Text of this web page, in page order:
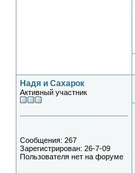
Надя и Сахарок
Активный участник
Сообщения: 267
Зарегистрирован: 26-7-09
Пользователя нет на форуме